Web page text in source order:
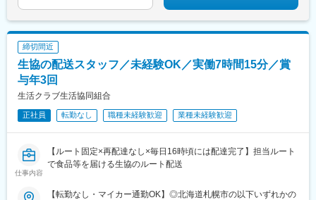
締切間近
生協の配送スタッフ／未経験OK／実働7時間15分／賞
与年3回
生活クラブ生活協同組合
正社員 転勤なし 職種未経験歓迎 業種未経験歓迎
仕事内容
【ルート固定×再配達なし×毎日16時頃には配達完了】担当ルート
で食品等を届ける生協のルート配送
【転勤なし・マイカー通勤OK】◎北海道札幌市の以下いずれかの